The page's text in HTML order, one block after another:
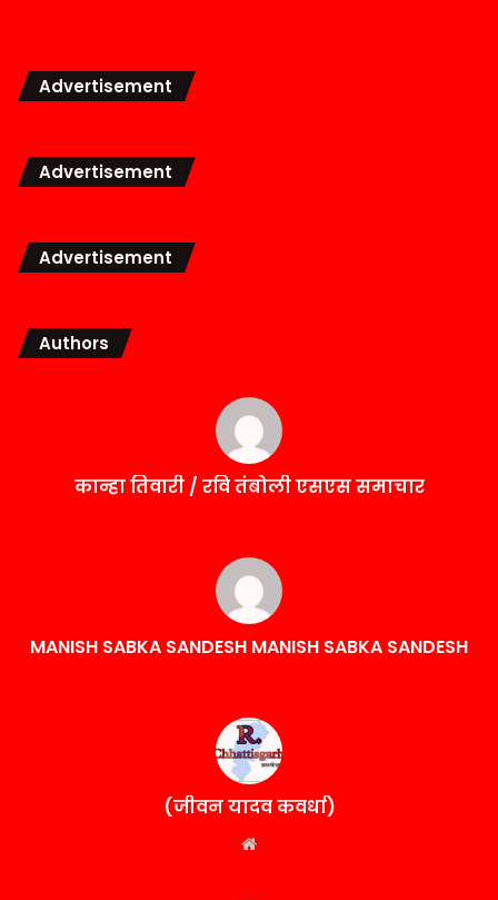
Advertisement
Advertisement
Advertisement
Authors
कान्हा तिवारी / रवि तंबोली एसएस समाचार
MANISH SABKA SANDESH MANISH SABKA SANDESH
(जीवन यादव कवर्धा)